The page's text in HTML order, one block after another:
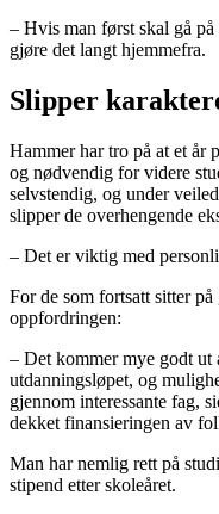
– Hvis man først skal gå
gjøre det langt hjemmefra.
Slipper
Hammer har tro på at et år
og nødvendig for videre
selvstendig, og under
slipper de overhengende
– Det er viktig med
For de som fortsatt sitter
oppfordringen:
– Det kommer mye godt
utdanningsløpet, og
gjennom interessante fag,
dekket finansieringen av
Man har nemlig rett på
stipend etter skoleåret.